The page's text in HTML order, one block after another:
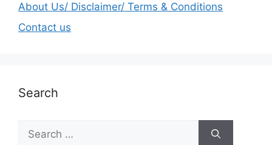
About Us/ Disclaimer/ Terms & Conditions
Contact us
Search